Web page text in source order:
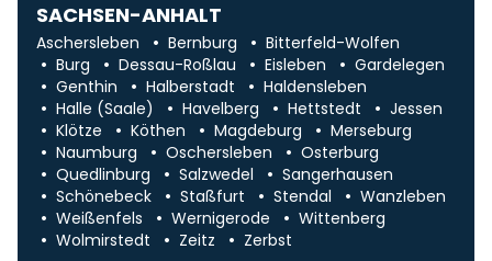
SACHSEN-ANHALT
Aschersleben Bernburg
Bitterfeld-Wolfen
Burg
Dessau-Roßlau Eisleben
Gardelegen
Genthin
Halberstadt
Haldensleben
Halle (Saale)
Havelberg Hettstedt
Jessen
Klötze
Köthen Magdeburg
Merseburg
Naumburg
Oschersleben
Osterburg
Quedlinburg
Salzwedel
Sangerhausen
Schönebeck
Staßfurt Stendal
Wanzleben
Weißenfels
Wernigerode
Wittenberg
Wolmirstedt
Zeitz Zerbst